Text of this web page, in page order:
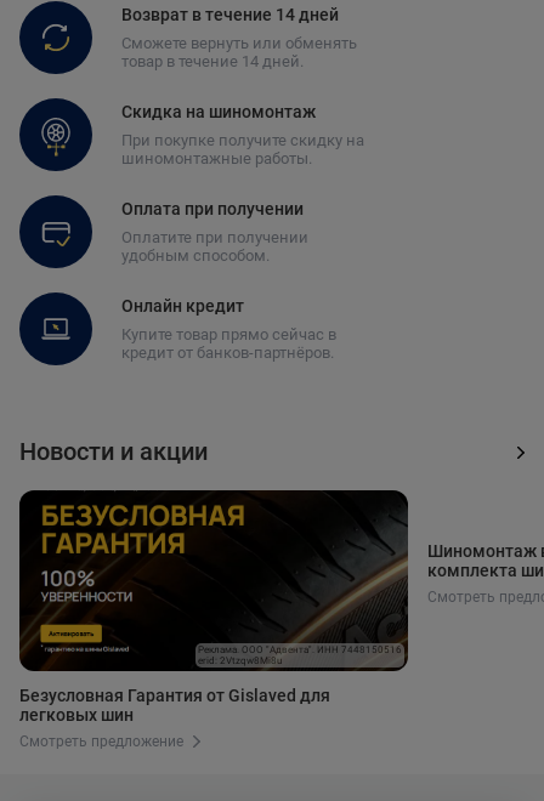
Возврат в течение 14 дней
Сможете вернуть или обменять
товар в течение 14 дней.
Скидка на шиномонтаж
При покупке получите скидку на
шиномонтажные работы.
Оплата при получении
Оплатите при получении
удобным способом.
Онлайн кредит
Купите товар прямо сейчас в
кредит от банков-партнёров.
Новости и акции
Реклама. ООО "Адвента". ИНН 7448150516
erid: 2Vtzqw8Mi8u
Безусловная Гарантия от Gislaved для
легковых шин
Смотреть предложение
Шиномонтаж
комплекта
Смотреть